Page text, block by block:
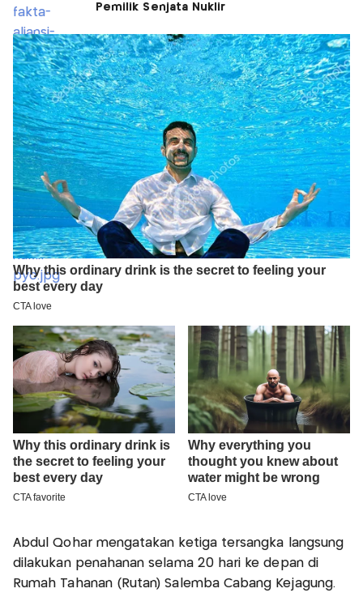
Pemilik Senjata Nuklir
Abdul Qohar mengatakan ketiga tersangka langsung
dilakukan penahanan selama 20 hari ke depan di
Rumah Tahanan (Rutan) Salemba Cabang Kejagung.